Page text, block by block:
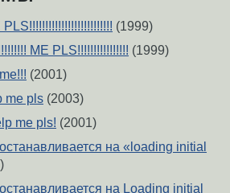
(1999)
ME PLS!!!!!!!!!!!!!!!! (1999)
(2001)
me pls (2003)
me pls! (2001)
на «loading initial
на Loading initial